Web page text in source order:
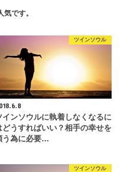
気です。
ツインソウル
インソウルに執着しなくなるに
どうすればいい？相手の幸せを
う為に必要…
ツインソウル